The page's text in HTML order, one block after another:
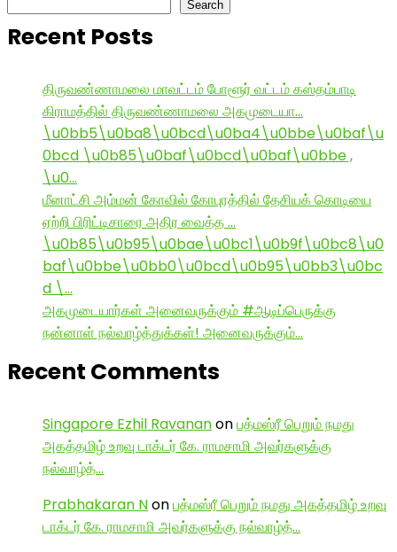
Search
Recent Posts
திருவண்ணாமலை மாவட்டம் போளூர் வட்டம் கஸ்தம்பாடி
கிராமத்தில் திருவண்ணாமலை அகமுடையா…
\u0bb5\u0ba8\u0bcd\u0ba4\u0bbe\u0baf\u
0bcd \u0b85\u0baf\u0bcd\u0baf\u0bbe ,
\u0…
மீனாட்சி அம்மன் கோவில் கோபுரத்தில் தேசியக் கொடியை
ஏற்றி பிரிட்டிசாரை அதிர வைத்த …
\u0b85\u0b95\u0bae\u0bc1\u0b9f\u0bc8\u0
baf\u0bbe\u0bb0\u0bcd\u0b95\u0bb3\u0bc
d \…
அகமுடையார்கள் அனைவருக்கும் #ஆடிப்பெருக்கு
நன்னாள் நல்வாழ்த்துக்கள்! அனைவருக்கும்…
Recent Comments
Singapore Ezhil Ravananonபத்மஸ்ரீ பெறும் நமது
அகத்தமிழ் உறவு டாக்டர் கே. ராமசாமி அவர்களுக்கு
நல்வாழ்த்…
Prabhakaran Nonபத்மஸ்ரீ பெறும் நமது அகத்தமிழ் உறவு
டாக்டர் கே. ராமசாமி அவர்களுக்கு நல்வாழ்த்…